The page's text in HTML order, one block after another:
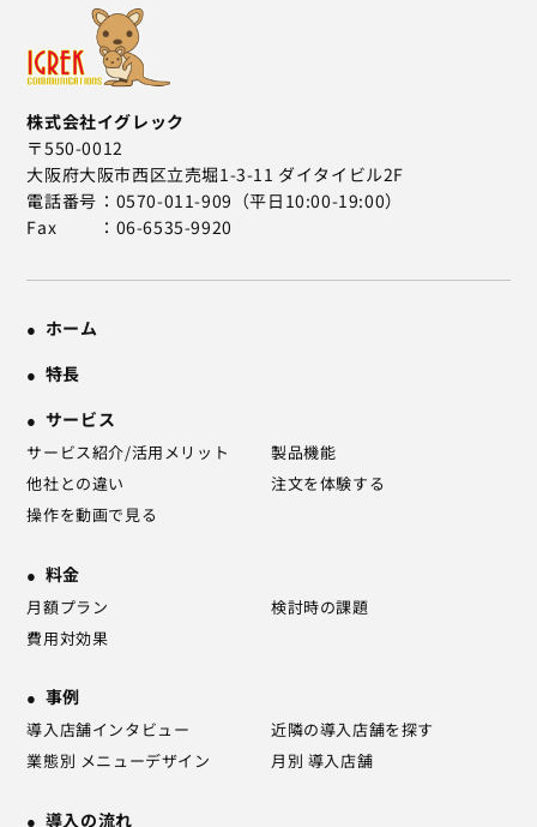
株式会社イグレック
〒550-0012
大阪府大阪市西区立売堀1-3-11 ダイタイビル2F
電話番号
0570-011-909（平日10:00-19:00）
Fax
06-6535-9920
ホーム
特長
サービス
サービス紹介/活用メリット
製品機能
他社との違い
注文を体験する
操作を動画で見る
料金
月額プラン
検討時の課題
費用対効果
事例
導入店舗インタビュー
近隣の導入店舗を探す
業態別 メニューデザイン
月別 導入店舗
導入の流れ